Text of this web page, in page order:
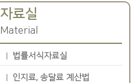
자료실
Material
법률서식자료실
인지료, 송달료 계산법